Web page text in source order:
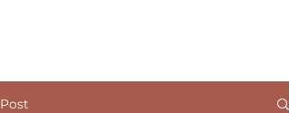
Post